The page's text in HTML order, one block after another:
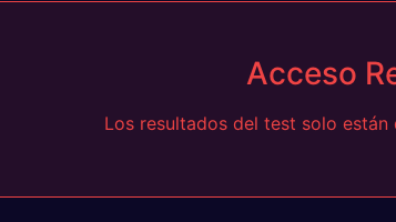
Acceso
Los resultados del test solo